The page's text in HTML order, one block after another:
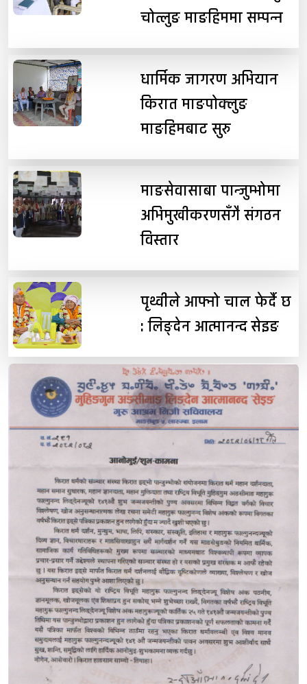
चोत्लुङ माङहिममा सम्पन्न
धार्मिक जागरण अभियान
किरात माङपोक्लुङ
माङहिमबाट सुरु
माङसेवासाबा पान्जुम्भोमा
अभिमुखीकरणसँगै संगठन
विस्तार
पृथ्वीले आफ्नो चाल फेर्दै छ
: लिङ्देन आत्मानन्द सेइङ